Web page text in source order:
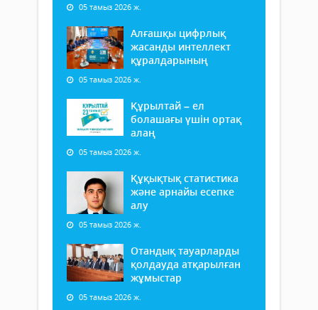
05 тамыз 2026 ж.
Алғашқы цифрлық
жасанды интеллект
құралдарының
05 тамыз 2026 ж.
Құрылтай – ел
болашағы үшін ортақ
алаң
05 тамыз 2026 ж.
Құқықтық статистика
және арнайы есепке
алу
05 тамыз 2026 ж.
Отандық тауарларды
қолдауда атқарылған
жұмыстар
05 тамыз 2026 ж.